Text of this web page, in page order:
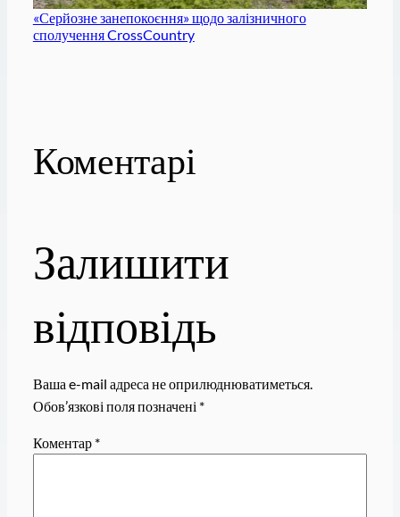
«Серйозне занепокоєння» щодо залізничного
сполучення CrossCountry
Коментарі
Залишити
відповідь
Ваша e-mail адреса не оприлюднюватиметься.
Обов’язкові поля позначені *
Коментар *